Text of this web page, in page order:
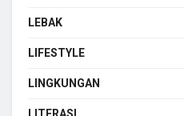
LEBAK
LIFESTYLE
LINGKUNGAN
LITERASI